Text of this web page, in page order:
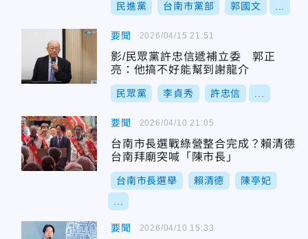
民進黨 台南市黨部 郭國文
要聞
影/民眾黨許忠信遞補立委 郭正
亮：他搞不好能幫到謝龍介
民眾黨 李貞秀 許忠信
2026/04/15 21:51
要聞
台南市長選戰綠營整合完成？賴清德
台南拜廟突喊「陳市長」
台南市長選舉 賴清德 陳亭妃
2026/04/10 21:05
要聞 2026/04/10 15:33